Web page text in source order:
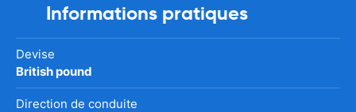
Informations pratiques
Devise
British pound
Direction de conduite